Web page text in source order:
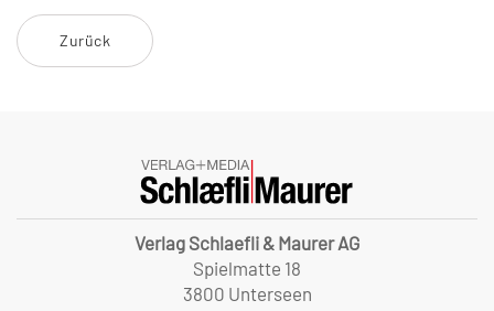
Zurück
Verlag Schlaefli & Maurer AG
Spielmatte 18
3800 Unterseen